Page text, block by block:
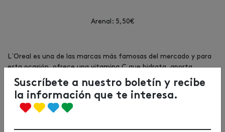
Arenal: 5,50€
L`Oreal es una de las marcas más famosas del mercado y para
esta ocasión, ofrece una vitamina C que hidrata, aporta
luminosidad y deja la piel más lisa desde el primer momento.
Asimismo, ayuda a mejorar la textura de la piel y la deja más
lisa.
Suscríbete a nuestro boletín y recibe
la información que te interesa.